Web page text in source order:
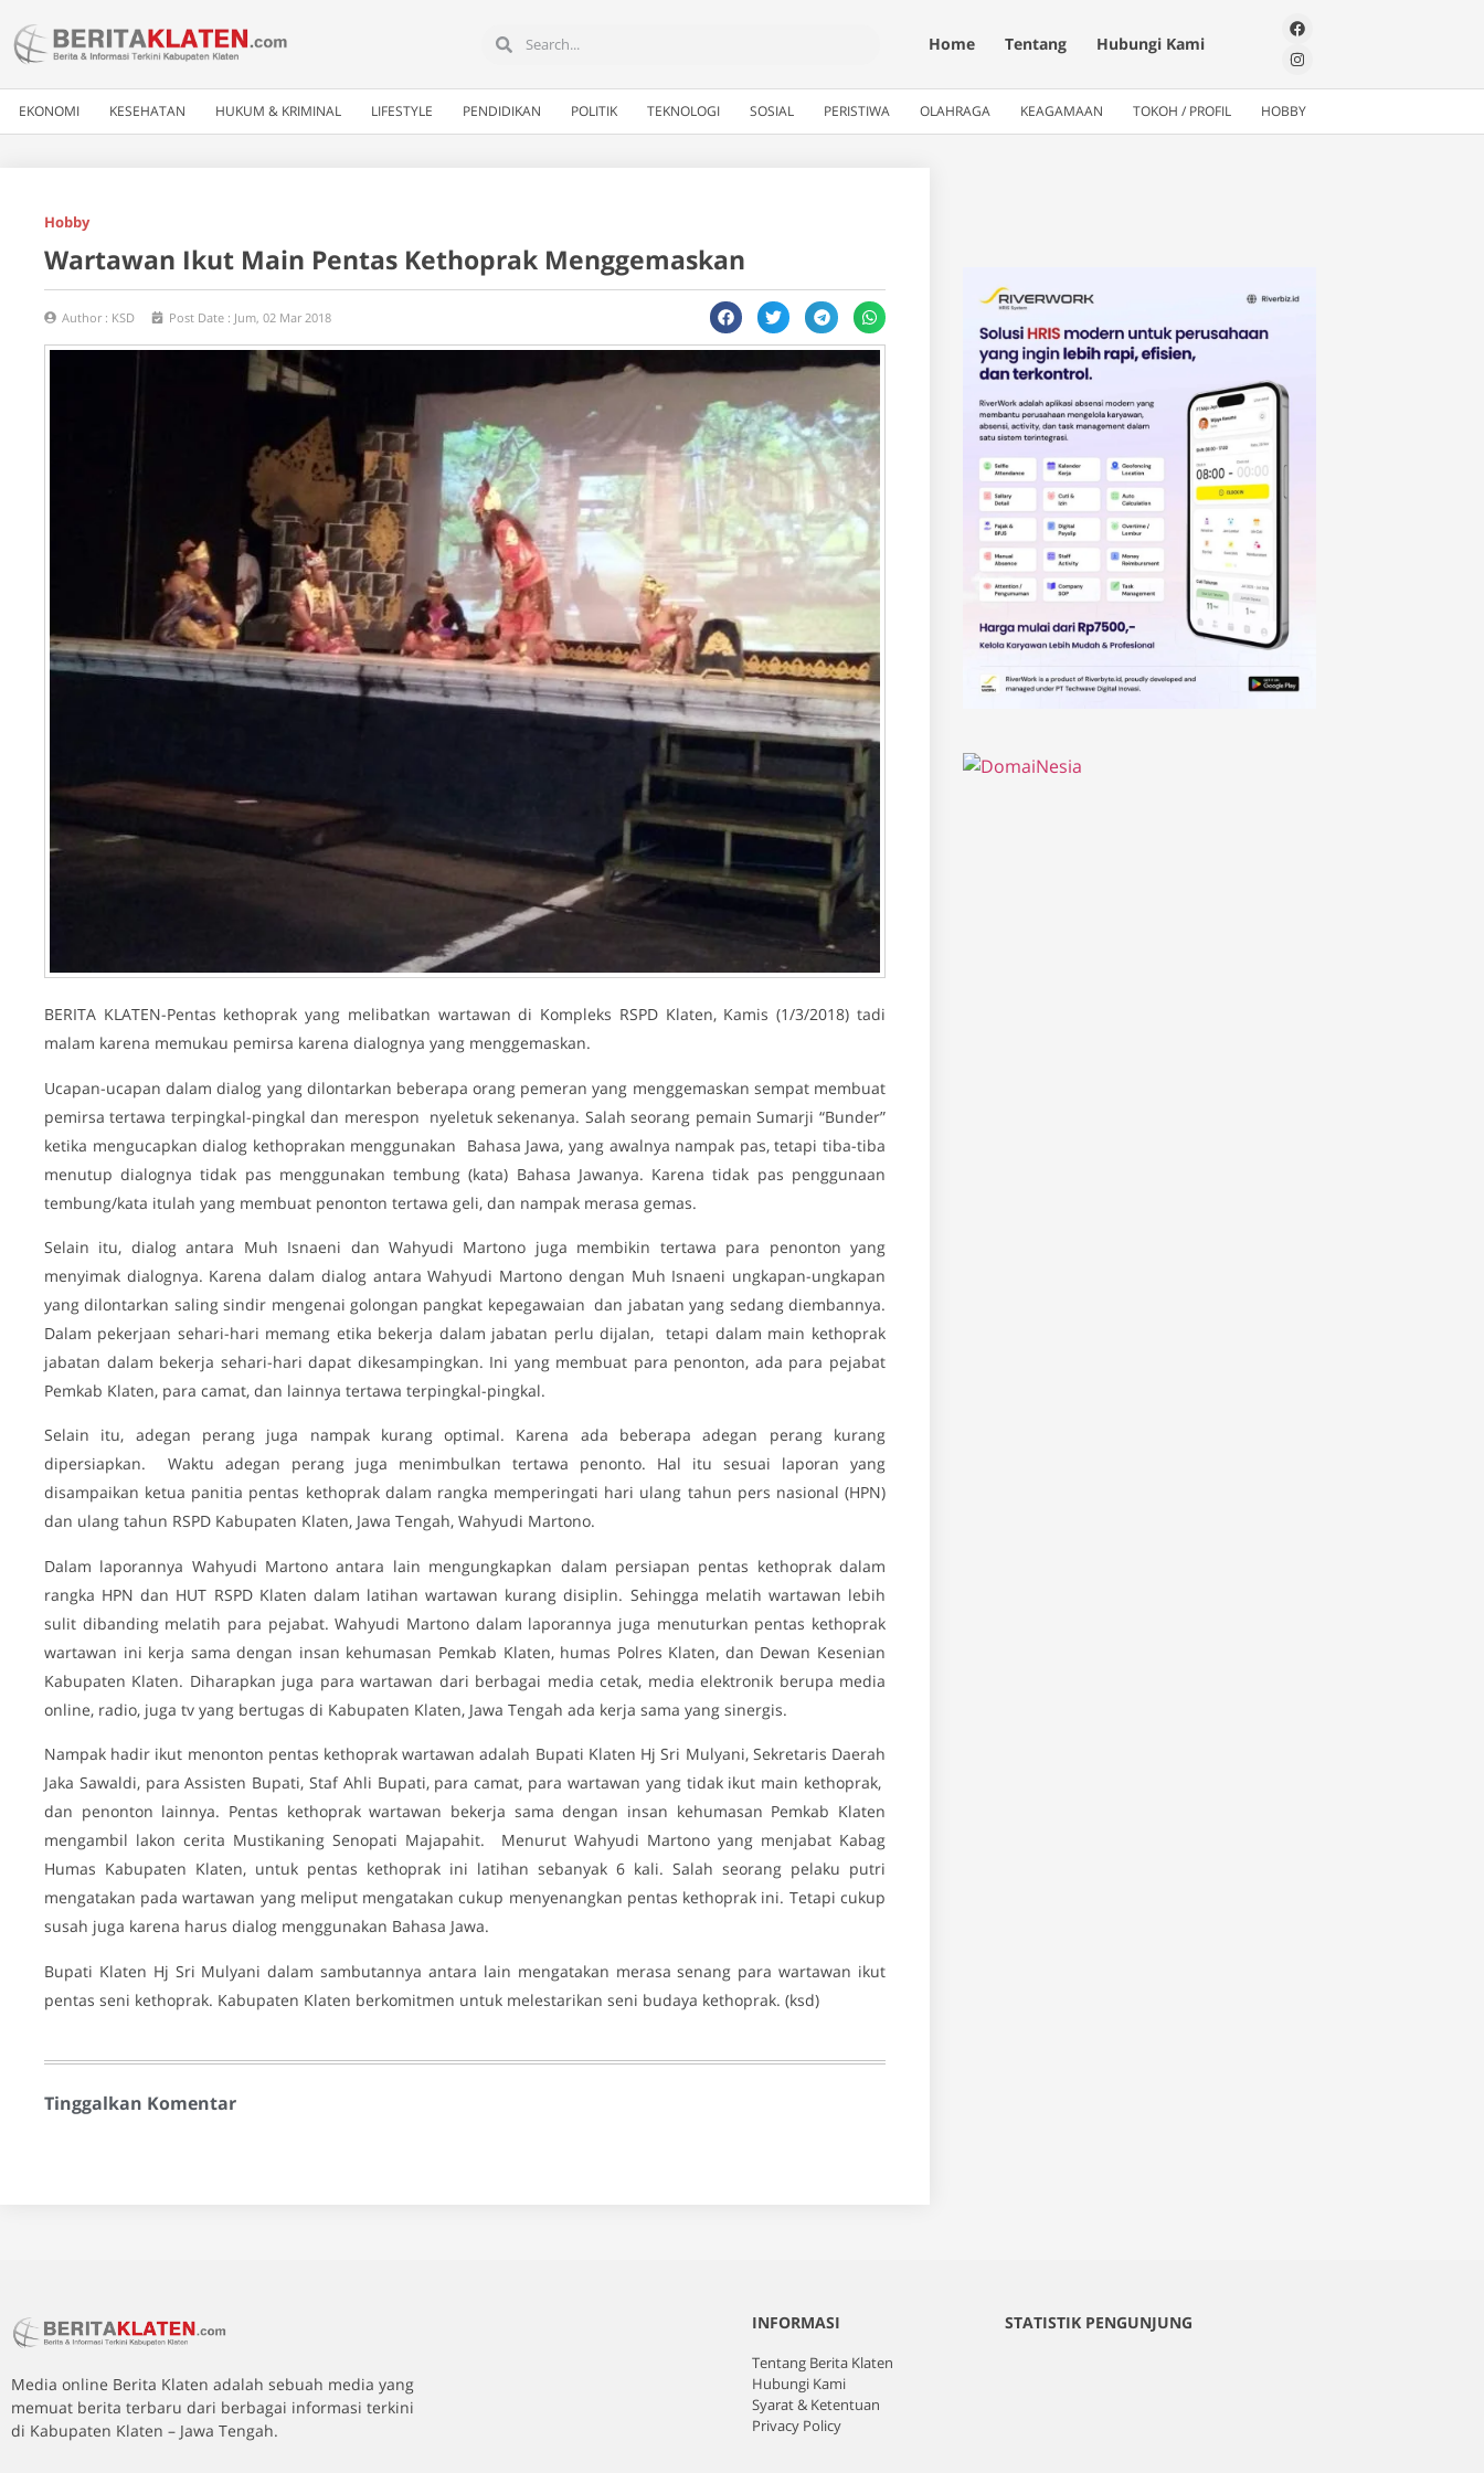
Home Tentang Hubungi Kami
EKONOMI KESEHATAN HUKUM & KRIMINAL LIFESTYLE PENDIDIKAN POLITIK TEKNOLOGI SOSIAL PERISTIWA OLAHRAGA KEAGAMAAN TOKOH / PROFIL HOBBY
Hobby
Wartawan Ikut Main Pentas Kethoprak Menggemaskan
Author : KSD Post Date : Jum, 02 Mar 2018
BERITA KLATEN-Pentas kethoprak yang melibatkan wartawan di Kompleks RSPD Klaten, Kamis (1/3/2018) tadi
malam karena memukau pemirsa karena dialognya yang menggemaskan.
Ucapan-ucapan dalam dialog yang dilontarkan beberapa orang pemeran yang menggemaskan sempat membuat
pemirsa tertawa terpingkal-pingkal dan merespon nyeletuk sekenanya. Salah seorang pemain Sumarji “Bunder”
ketika mengucapkan dialog kethoprakan menggunakan Bahasa Jawa, yang awalnya nampak pas, tetapi tiba-tiba
menutup dialognya tidak pas menggunakan tembung (kata) Bahasa Jawanya. Karena tidak pas penggunaan
tembung/kata itulah yang membuat penonton tertawa geli, dan nampak merasa gemas.
Selain itu, dialog antara Muh Isnaeni dan Wahyudi Martono juga membikin tertawa para penonton yang
menyimak dialognya. Karena dalam dialog antara Wahyudi Martono dengan Muh Isnaeni ungkapan-ungkapan
yang dilontarkan saling sindir mengenai golongan pangkat kepegawaian dan jabatan yang sedang diembannya.
Dalam pekerjaan sehari-hari memang etika bekerja dalam jabatan perlu dijalan, tetapi dalam main kethoprak
jabatan dalam bekerja sehari-hari dapat dikesampingkan. Ini yang membuat para penonton, ada para pejabat
Pemkab Klaten, para camat, dan lainnya tertawa terpingkal-pingkal.
Selain itu, adegan perang juga nampak kurang optimal. Karena ada beberapa adegan perang kurang
dipersiapkan. Waktu adegan perang juga menimbulkan tertawa penonto. Hal itu sesuai laporan yang
disampaikan ketua panitia pentas kethoprak dalam rangka memperingati hari ulang tahun pers nasional (HPN)
dan ulang tahun RSPD Kabupaten Klaten, Jawa Tengah, Wahyudi Martono.
Dalam laporannya Wahyudi Martono antara lain mengungkapkan dalam persiapan pentas kethoprak dalam
rangka HPN dan HUT RSPD Klaten dalam latihan wartawan kurang disiplin. Sehingga melatih wartawan lebih
sulit dibanding melatih para pejabat. Wahyudi Martono dalam laporannya juga menuturkan pentas kethoprak
wartawan ini kerja sama dengan insan kehumasan Pemkab Klaten, humas Polres Klaten, dan Dewan Kesenian
Kabupaten Klaten. Diharapkan juga para wartawan dari berbagai media cetak, media elektronik berupa media
online, radio, juga tv yang bertugas di Kabupaten Klaten, Jawa Tengah ada kerja sama yang sinergis.
Nampak hadir ikut menonton pentas kethoprak wartawan adalah Bupati Klaten Hj Sri Mulyani, Sekretaris Daerah
Jaka Sawaldi, para Assisten Bupati, Staf Ahli Bupati, para camat, para wartawan yang tidak ikut main kethoprak,
dan penonton lainnya. Pentas kethoprak wartawan bekerja sama dengan insan kehumasan Pemkab Klaten
mengambil lakon cerita Mustikaning Senopati Majapahit. Menurut Wahyudi Martono yang menjabat Kabag
Humas Kabupaten Klaten, untuk pentas kethoprak ini latihan sebanyak 6 kali. Salah seorang pelaku putri
mengatakan pada wartawan yang meliput mengatakan cukup menyenangkan pentas kethoprak ini. Tetapi cukup
susah juga karena harus dialog menggunakan Bahasa Jawa.
Bupati Klaten Hj Sri Mulyani dalam sambutannya antara lain mengatakan merasa senang para wartawan ikut
pentas seni kethoprak. Kabupaten Klaten berkomitmen untuk melestarikan seni budaya kethoprak. (ksd)
Tinggalkan Komentar
Media online Berita Klaten adalah sebuah media yang
memuat berita terbaru dari berbagai informasi terkini
di Kabupaten Klaten – Jawa Tengah.
INFORMASI
Tentang Berita Klaten
Hubungi Kami
Syarat & Ketentuan
Privacy Policy
STATISTIK PENGUNJUNG